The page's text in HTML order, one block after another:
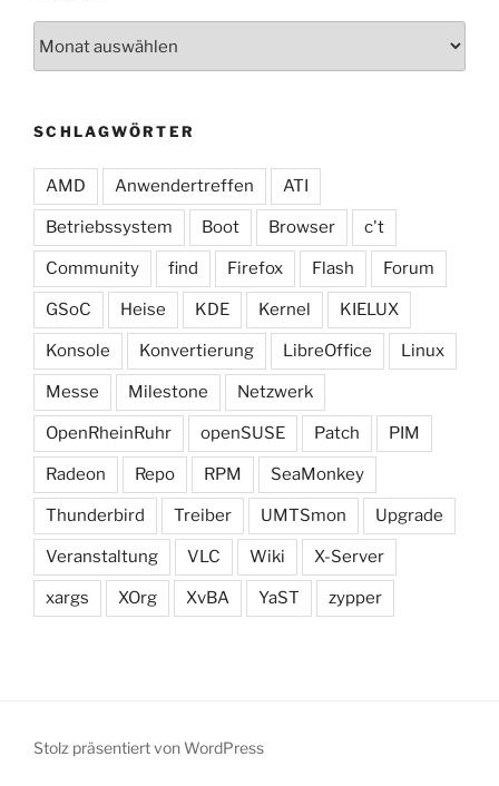
SCHLAGWÖRTER
AMD Anwendertreffen ATI
Betriebssystem Boot Browser c't
Community find Firefox Flash Forum
GSoC Heise KDE Kernel KIELUX
Konsole Konvertierung LibreOffice Linux
Messe Milestone Netzwerk
OpenRheinRuhr openSUSE Patch PIM
Radeon Repo RPM SeaMonkey
Thunderbird Treiber UMTSmon Upgrade
Veranstaltung VLC Wiki X-Server
xargs XOrg XvBA YaST zypper
Stolz präsentiert von WordPress